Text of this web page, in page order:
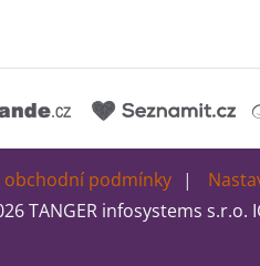
obchodní podmínky
TANGER infosystems s.r.o.